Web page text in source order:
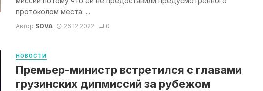
протоколом места. ...
Автор SOVA 26.12.2022 0
НОВОСТИ
Премьер-министр встретился с главами
грузинских дипмиссий за рубежом